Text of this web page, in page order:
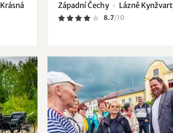
Krásná Západní Čechy Lázně Kynžvart
8.7/10